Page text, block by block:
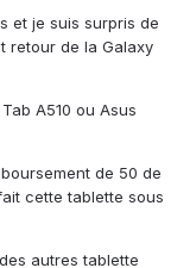
et je suis surpris de
retour de la Galaxy
A510 ou Asus
de 50 de
cette tablette sous
autres tablette